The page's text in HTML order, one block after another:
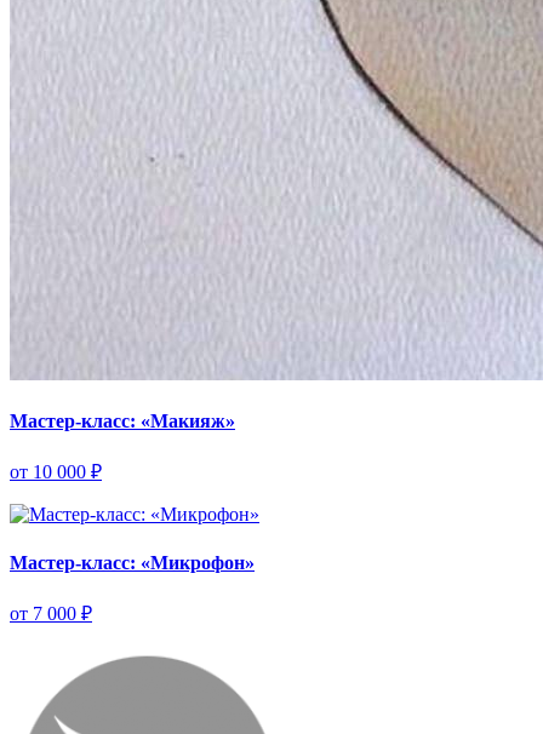
Мастер-класс: «Макияж»
от 10 000 ₽
Мастер-класс: «Микрофон»
от 7 000 ₽